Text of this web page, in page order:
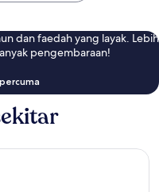
dan faedah yang layak. Lebih
pengembaraan!